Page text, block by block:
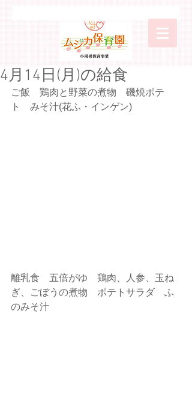
4月14日(月)の給食
ご飯　鶏肉と野菜の煮物　磯焼ポテ
ト　みそ汁(花ふ・インゲン)
離乳食　五倍がゆ　鶏肉、人参、玉ね
ぎ、ごぼうの煮物　ポテトサラダ　ふ
のみそ汁